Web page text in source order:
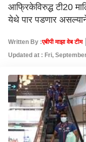
आफ्रिकेविरुद्ध टी20
येथे पार पडणार असल्याने
Written By :एबीपी माझा वेब टीम
Updated at : Fri,